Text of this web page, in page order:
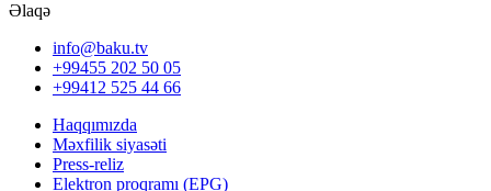
Əlaqə
info@baku.tv
+99455 202 50 05
+99412 525 44 66
Haqqımızda
Məxfilik siyasəti
Press-reliz
Elektron proqramı (EPG)